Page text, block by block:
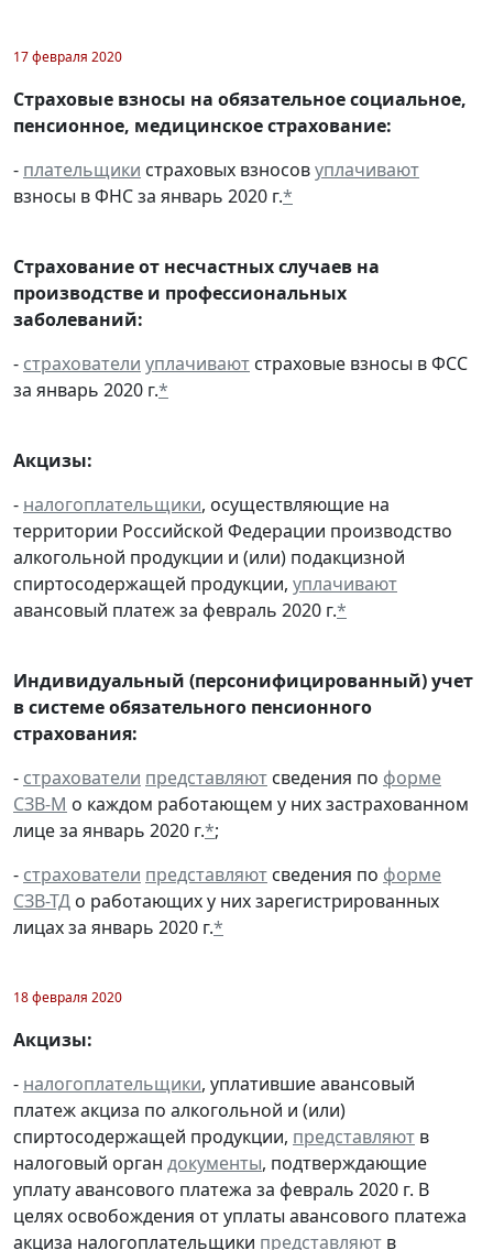
17 февраля 2020
Страховые взносы на обязательное социальное,
пенсионное, медицинское страхование:
- плательщики страховых взносовуплачивают
взносы в ФНС за январь 2020 г.*
Страхование от несчастных случаев на
производстве и профессиональных
заболеваний:
- страхователи уплачивают страховые взносы в ФСС
за январь 2020 г.*
Акцизы:
- налогоплательщики, осуществляющие на
территории Российской Федерации производство
алкогольной продукции и (или) подакцизной
спиртосодержащей продукции, уплачивают
авансовый платеж за февраль 2020 г.*
Индивидуальный (персонифицированный) учет
в системе обязательного пенсионного
страхования:
- страхователи представляют сведения по форме
СЗВ-М о каждом работающем у них застрахованном
лице за январь 2020 г.*;
- страхователи представляют сведения по форме
СЗВ-ТД о работающих у них зарегистрированных
лицах за январь 2020 г.*
18 февраля 2020
Акцизы:
- налогоплательщики, уплатившие авансовый
платеж акциза по алкогольной и (или)
спиртосодержащей продукции, представляют в
налоговый орган документы, подтверждающие
уплату авансового платежа за февраль 2020 г. В
целях освобождения от уплаты авансового платежа
акциза налогоплательщики представляют в